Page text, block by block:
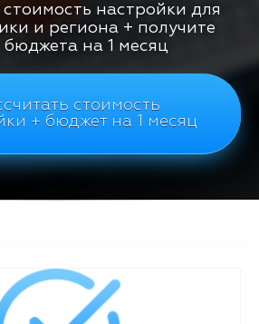
стоимость настройки для
и региона + получите
бюджета на 1 месяц
стоимость
+ бюджет на 1 месяц